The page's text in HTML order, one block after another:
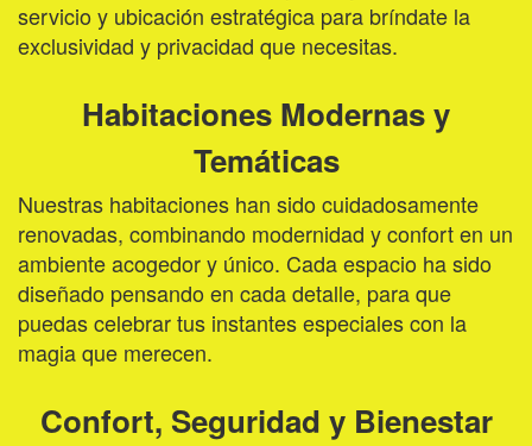
servicio y ubicación estratégica para bríndate la
exclusividad y privacidad que necesitas.
Habitaciones Modernas y
Temáticas
Nuestras habitaciones han sido cuidadosamente
renovadas, combinando modernidad y confort en un
ambiente acogedor y único. Cada espacio ha sido
diseñado pensando en cada detalle, para que
puedas celebrar tus instantes especiales con la
magia que merecen.
Confort, Seguridad y Bienestar